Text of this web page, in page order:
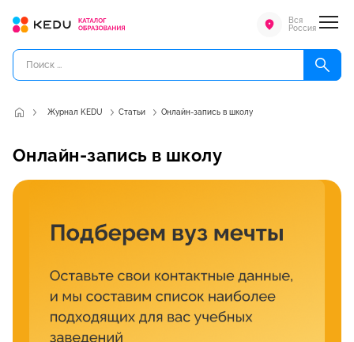
Вся
Россия
Журнал KEDU Статьи Онлайн-запись в школу
Онлайн-запись в школу